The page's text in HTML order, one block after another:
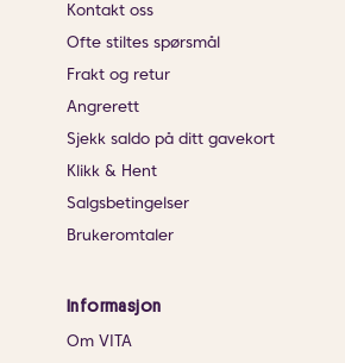
Kontakt oss
Ofte stiltes spørsmål
Frakt og retur
Angrerett
Sjekk saldo på ditt gavekort
Klikk & Hent
Salgsbetingelser
Brukeromtaler
Informasjon
Om VITA